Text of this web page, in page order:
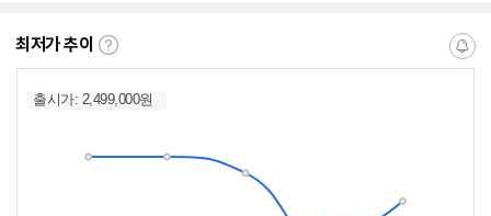
최저가 추이
최
가
란?
알